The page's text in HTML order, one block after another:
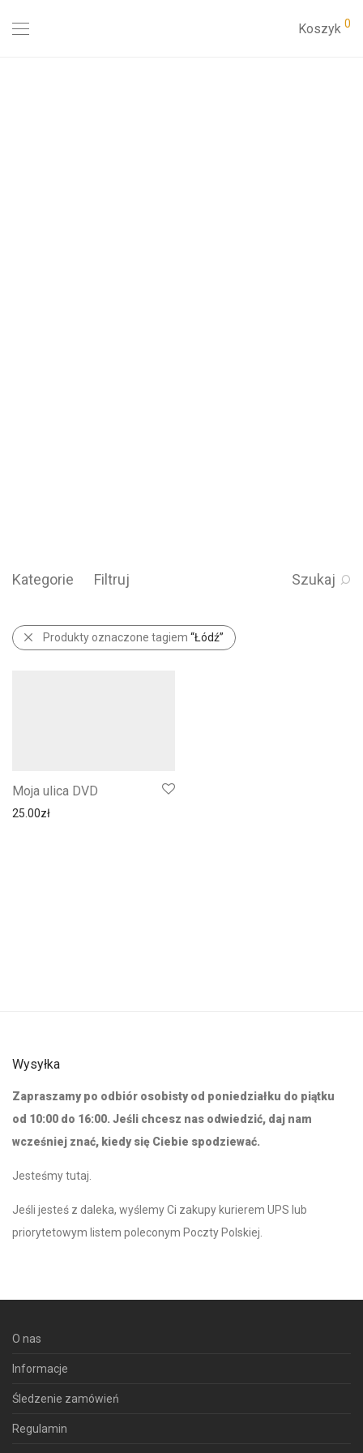
Koszyk 0
Kategorie Filtruj Szukaj
Produkty oznaczone tagiem “Łódź”
Moja ulica DVD
25.00zł
Wysyłka
Zapraszamy po odbiór osobisty od poniedziałku do piątku
od 10:00 do 16:00. Jeśli chcesz nas odwiedzić, daj nam
wcześniej znać, kiedy się Ciebie spodziewać.
Jesteśmy tutaj
Jeśli jesteś z daleka, wyślemy Ci zakupy kurierem UPS lub
priorytetowym listem poleconym Poczty Polskiej.
O nas
Informacje
Śledzenie zamówień
Regulamin